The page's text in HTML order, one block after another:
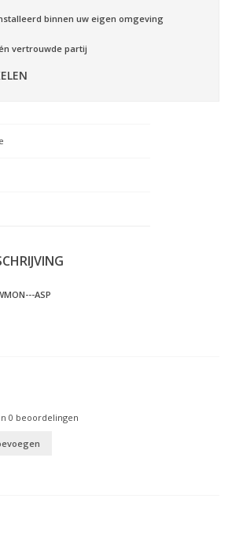
binnen uw eigen omgeving
vertrouwde partij
ASP
0 beoordelingen